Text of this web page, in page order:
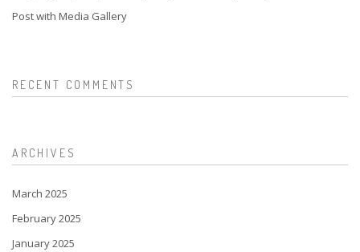
Post with Media Gallery
RECENT COMMENTS
ARCHIVES
March 2025
February 2025
January 2025